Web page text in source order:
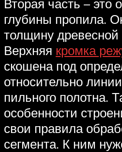
Вторая часть – это
глубины пропила.
толщину древесной
Верхняя кромка
скошена под
относительно
пильного полотна.
особенности
свои правила
сегмента. К ним